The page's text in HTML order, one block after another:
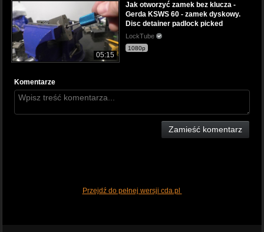
05:15
Jak otworzyć zamek bez klucza -
Gerda KSWS 60 - zamek dyskowy.
Disc detainer padlock picked
LockTube
1080p
Komentarze
Zamieść komentarz
Przejdź do pełnej wersji cda.pl